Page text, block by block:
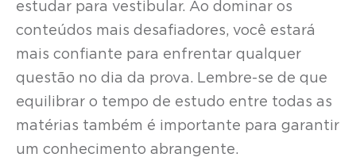
estudar para vestibular. Ao dominar os
conteúdos mais desafiadores, você estará
mais confiante para enfrentar qualquer
questão no dia da prova. Lembre-se de que
equilibrar o tempo de estudo entre todas as
matérias também é importante para garantir
um conhecimento abrangente.